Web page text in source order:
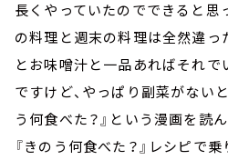
長くやっていたのでできると思
の料理と週末の料理は全然違
とお味噌汁と一品あればそれ
ですけど、やっぱり副菜がない
う何食べた？』という漫画を読
『きのう何食べた？』レシピで